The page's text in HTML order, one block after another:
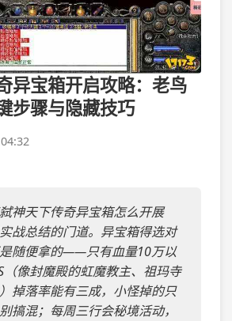
异宝箱开启攻略：老鸟
步骤与隐藏技巧
神天下传奇异宝箱怎么开展
战总结的门道。异宝箱得选对
随便拿的——只有血量10万以
（像封魔殿的虹魔教主、祖玛寺
掉落率能有三成，小怪掉的只
搞混；每周三行会秘境活动，